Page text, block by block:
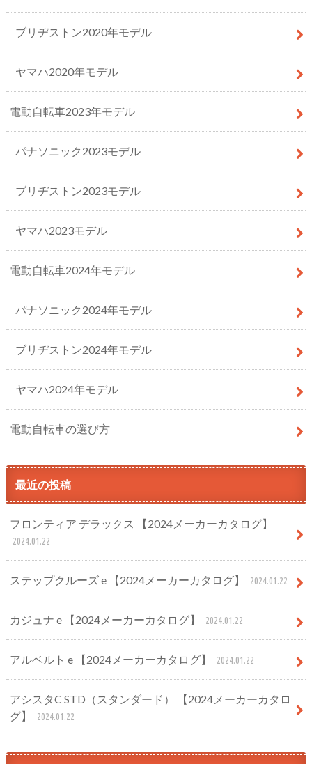
ブリヂストン2020年モデル
ヤマハ2020年モデル
電動自転車2023年モデル
パナソニック2023モデル
ブリヂストン2023モデル
ヤマハ2023モデル
電動自転車2024年モデル
パナソニック2024年モデル
ブリヂストン2024年モデル
ヤマハ2024年モデル
電動自転車の選び方
最近の投稿
フロンティア デラックス 【2024メーカーカタログ】
2024.01.22
ステップクルーズ e 【2024メーカーカタログ】 2024.01.22
カジュナ e 【2024メーカーカタログ】 2024.01.22
アルベルト e 【2024メーカーカタログ】 2024.01.22
アシスタC STD（スタンダード） 【2024メーカーカタロ
グ】
2024.01.22